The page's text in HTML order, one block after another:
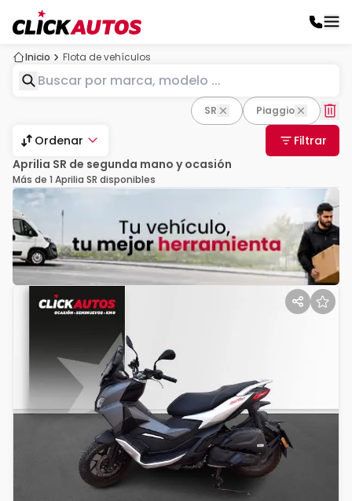
Inicio Flota de vehículos
Piaggio
SR
Ordenar
Filtrar
Aprilia SR de segunda mano y ocasión
Más de 1 Aprilia SR disponibles